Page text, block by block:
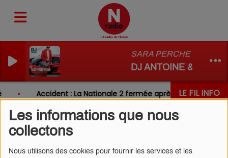
Les informations que nous
collectons
Nous utilisons des cookies pour fournir les services et les
SARA PERCHE TI AMO
DJ ANTOINE &
LE FIL INFO
Accident : La Nationale 2 fermée après un choc entre